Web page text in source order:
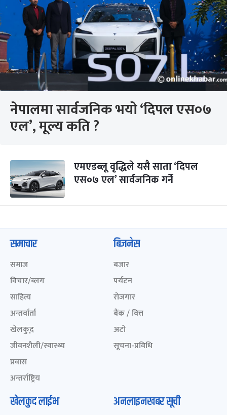
नेपालमा सार्वजनिक भयो ‘दिपल एस०७
एल’, मूल्य कति ?
एमएडब्लू वृद्धिले यसै साता ‘दिपल
एस०७ एल’ सार्वजनिक गर्ने
समाचार
समाज
विचार/ब्लग
साहित्य
अन्तर्वार्ता
खेलकुद़़
जीवनशैली/स्वास्थ्य
प्रवास
अन्तर्राष्ट्रिय
बिजनेस
बजार
पर्यटन
रोजगार
बैंक / वित्त
अटो
सूचना-प्रविधि
खेलकुद लाईभ अनलाइनखबर सूची